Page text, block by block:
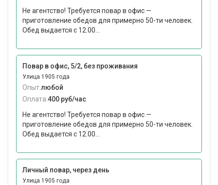
Не агентство! Требуется повар в офис —
приготовление обедов для примерно 50-ти человек.
Обед выдается с 12.00...
Повар в офис, 5/2, без проживания
Улица 1905 года
Опыт:любой
Оплата:400 руб/час
Не агентство! Требуется повар в офис —
приготовление обедов для примерно 50-ти человек.
Обед выдается с 12.00...
Личный повар, через день
Улица 1905 года